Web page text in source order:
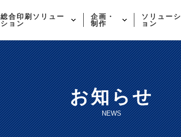
総合印刷ソリュー
ション
企画・
制作
ソリューシ
ョン
お知らせ
NEWS